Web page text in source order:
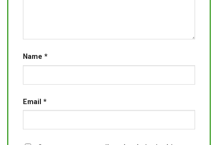
Name *
Email *